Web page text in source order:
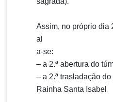
Assim, no próprio dia
al
a-se:
– a 2.ª abertura do
– a 2.ª trasladação
Rainha Santa Isabel